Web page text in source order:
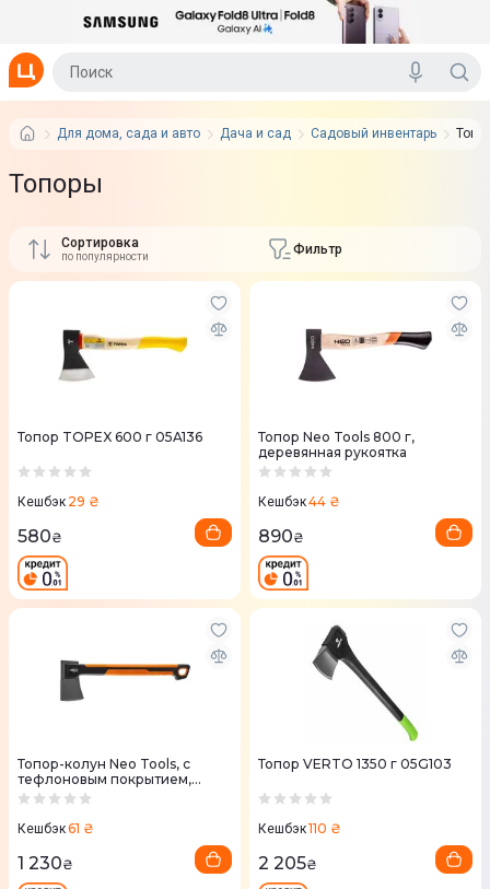
Для дома, сада и авто Дача и сад Садовый инвентарь
Топоры
Сортировка
по популярности Фильтр
Топор TOPEX 600 г 05A136
Кешбэк 29 ₴
580₴
Топор Neo Tools 800 г,
деревянная рукоятка
Кешбэк44 ₴
890₴
Топор-колун Neo Tools, с
тефлоновым покрытием,
подвес, 400гр (27-030)
Кешбэк61 ₴
1 230₴
Топор VERTO 1350 г 05G103
Кешбэк110 ₴
2 205₴